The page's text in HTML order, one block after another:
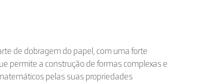
de dobragem do papel, com uma forte
permite a construção de formas complexas e
pelas suas propriedades